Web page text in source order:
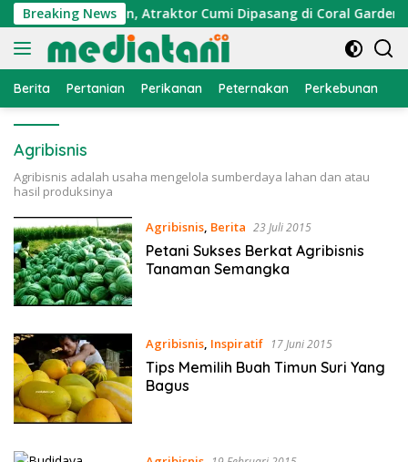
Langsung
ke
konten
Breaking News
Nelayan, Atraktor Cumi Dipasang di Coral Garden
Berita Pertanian Perikanan Peternakan Perkebunan
Agribisnis
Agribisnis adalah usaha mengelola sumberdaya lahan dan atau
hasil produksinya
Agribisnis, Berita 23 Juli 2015
Petani Sukses Berkat Agribisnis
Tanaman Semangka
Agribisnis, Inspiratif 17 Juni 2015
Tips Memilih Buah Timun Suri Yang
Bagus